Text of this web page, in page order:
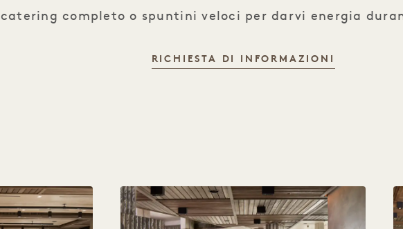
catering completo o spuntini veloci per darvi energia
RICHIESTA DI INFORMAZIONI